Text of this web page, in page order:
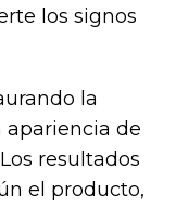
los signos
la
de
resultados
el producto,